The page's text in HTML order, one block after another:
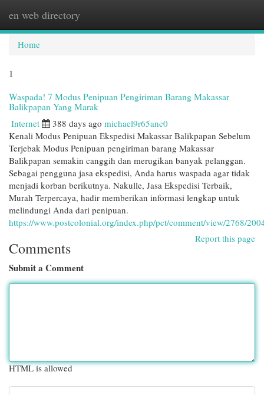
en web directory
Home
1
Waspada! 7 Modus Penipuan Pengiriman Barang Makassar
Balikpapan Yang Marak
Internet 388 days ago michael9r65anc0
Kenali Modus Penipuan Ekspedisi Makassar Balikpapan Sebelum
Terjebak Modus Penipuan pengiriman barang Makassar
Balikpapan semakin canggih dan merugikan banyak pelanggan.
Sebagai pengguna jasa ekspedisi, Anda harus waspada agar tidak
menjadi korban berikutnya. Nakulle, Jasa Ekspedisi Terbaik,
Murah Terpercaya, hadir memberikan informasi lengkap untuk
melindungi Anda dari penipuan.
https://www.postcolonial.org/index.php/pct/comment/view/2768/
Report this page
Comments
Submit a Comment
HTML is allowed